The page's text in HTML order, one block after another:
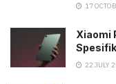
17
Xiaomi
22 JULY